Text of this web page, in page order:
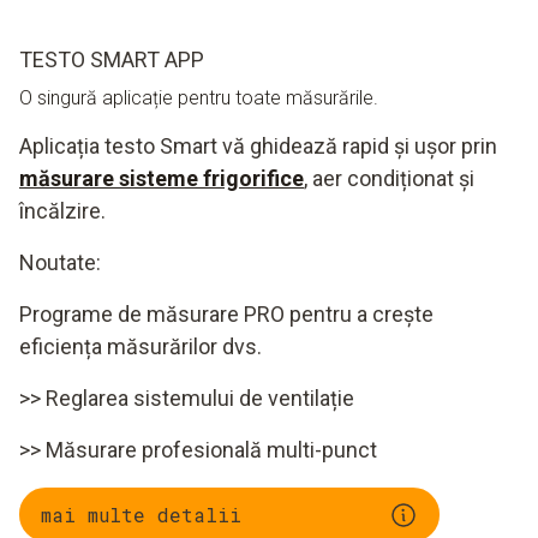
TESTO SMART APP
O singură aplicație pentru toate măsurările.
Aplicația testo Smart vă ghidează rapid și ușor prin
măsurare sisteme frigorifice, aer condiționat și
încălzire.
Noutate:
Programe de măsurare PRO pentru a crește
eficiența măsurărilor dvs.
>> Reglarea sistemului de ventilație
>> Măsurare profesională multi-punct
mai multe detalii